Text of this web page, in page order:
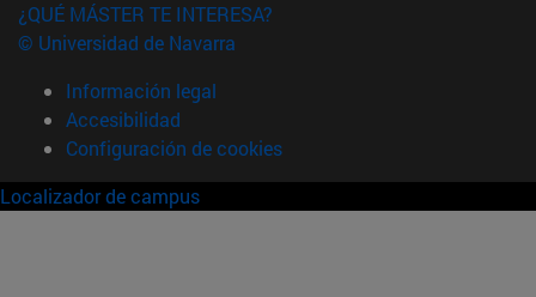
¿QUÉ MÁSTER TE INTERESA?
© Universidad de Navarra
Información legal
Accesibilidad
Configuración de cookies
Localizador de campus